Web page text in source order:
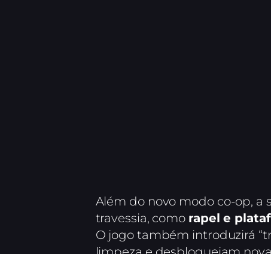
Além do novo modo co-op, a
travessia, como rapel e
O jogo também introduzirá